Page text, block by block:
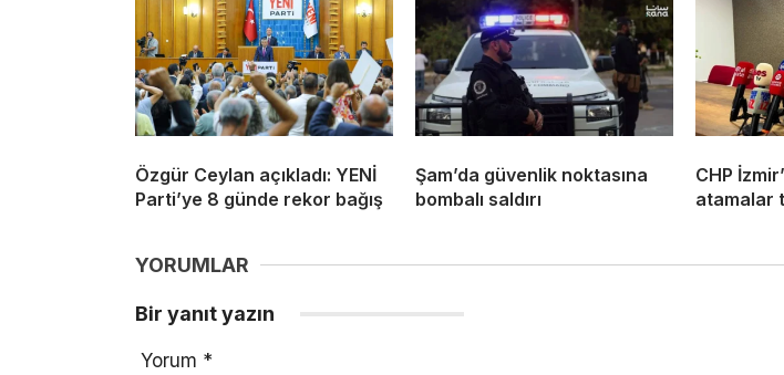
Özgür Ceylan açıkladı: YENİ
Parti’ye 8 günde rekor bağış
Şam’da güvenlik noktasına
bombalı saldırı
CHP
atamalar
YORUMLAR
Bir yanıt yazın
Yorum *